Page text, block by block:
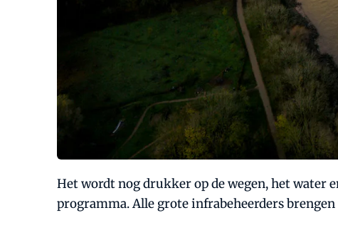
Het wordt nog drukker op de wegen, het water
programma. Alle grote infrabeheerders